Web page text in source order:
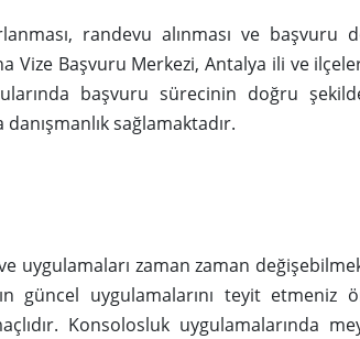
randevu alınması ve başvuru
Vize Başvuru Merkezi, Antalya ili ve
başvuru sürecinin doğru
sağlamaktadır.
uygulamaları zaman zaman
güncel uygulamalarını teyit etmeniz
Konsolosluk uygulamalarında